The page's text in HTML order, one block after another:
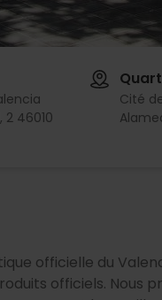
2 46010
Cité
officielle du
officiels. Nous